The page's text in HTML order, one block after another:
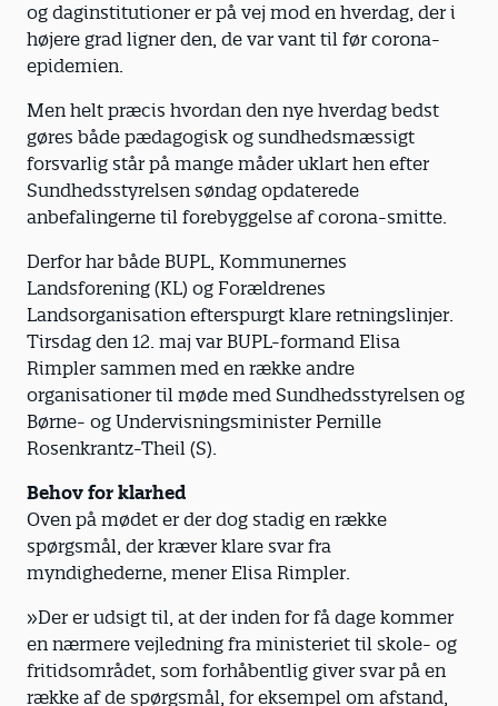
og daginstitutioner er på vej mod en hverdag, der i
højere grad ligner den, de var vant til før corona-
epidemien.
Men helt præcis hvordan den nye hverdag bedst
gøres både pædagogisk og sundhedsmæssigt
forsvarlig står på mange måder uklart hen efter
Sundhedsstyrelsen søndag opdaterede
anbefalingerne til forebyggelse af corona-smitte.
Derfor har både BUPL, Kommunernes
Landsforening (KL) og Forældrenes
Landsorganisation efterspurgt klare retningslinjer.
Tirsdag den 12. maj var BUPL-formand Elisa
Rimpler sammen med en række andre
organisationer til møde med Sundhedsstyrelsen og
Børne- og Undervisningsminister Pernille
Rosenkrantz-Theil (S).
Behov for klarhed
Oven på mødet er der dog stadig en række
spørgsmål, der kræver klare svar fra
myndighederne, mener Elisa Rimpler.
»Der er udsigt til, at der inden for få dage kommer
en nærmere vejledning fra ministeriet til skole- og
fritidsområdet, som forhåbentlig giver svar på en
række af de spørgsmål, for eksempel om afstand,